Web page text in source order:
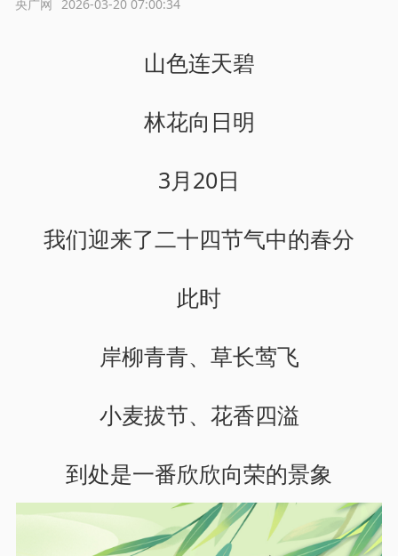
2026-03-20 07:00:34
央广网
山色连天碧
林花向日明
3月20日
我们迎来了二十四节气中的春分
此时
岸柳青青、草长莺飞
小麦拔节、花香四溢
到处是一番欣欣向荣的景象